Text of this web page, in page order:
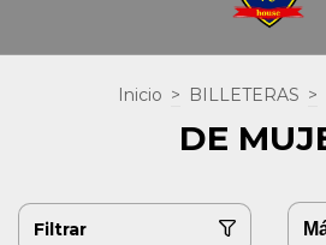
Inicio > BILLETERAS >
DE
Filtrar